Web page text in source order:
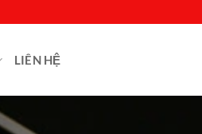
LIÊN HỆ